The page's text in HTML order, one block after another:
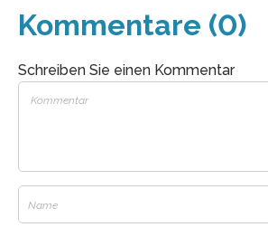
Kommentare (0)
Schreiben Sie einen Kommentar